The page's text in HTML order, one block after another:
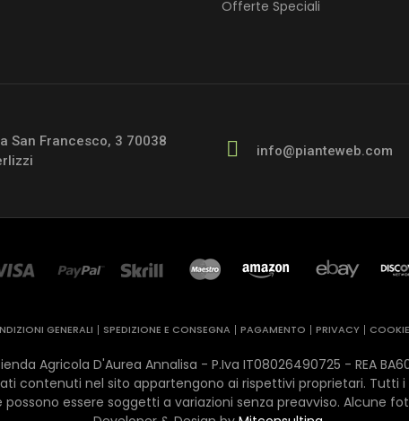
Offerte Speciali
San Francesco, 3 70038
info@pianteweb.com
GENERALI SPEDIZIONE E CONSEGNA PAGAMENTO PRIVACY COOKIE
Agricola D'Aurea Annalisa - P.Iva IT08026490725 - REA
contenuti nel sito appartengono ai rispettivi proprietari. Tutti i
essere soggetti a variazioni senza preavviso. Alcune